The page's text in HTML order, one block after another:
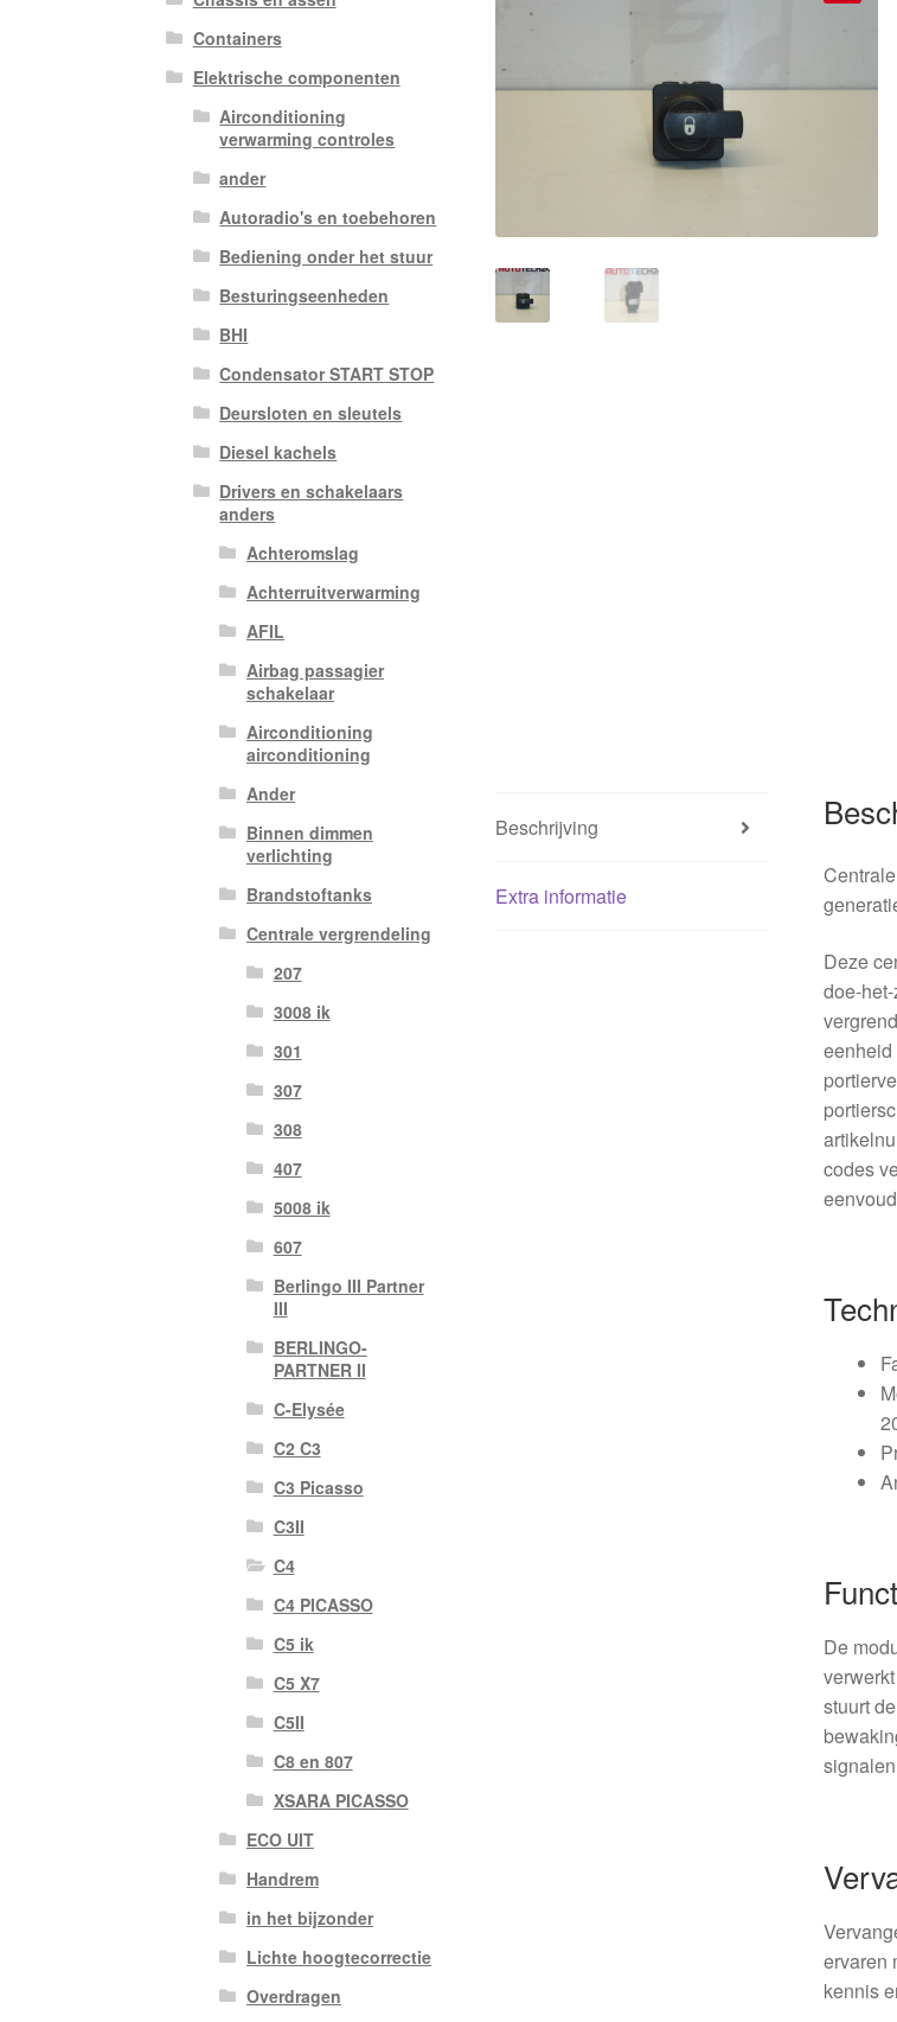
Beschrijving
Extra informatie
Deze
doe-
eenheid
codes
De
stuurt
ervaren
kennis
Containers
Elektrische componenten
Airconditioning
verwarming controles
ander
Autoradio's en toebehoren
Bediening onder het stuur
Besturingseenheden
BHI
Condensator START STOP
Deursloten en sleutels
Diesel kachels
Drivers en schakelaars
anders
Achteromslag
Achterruitverwarming
AFIL
Airbag passagier
schakelaar
Airconditioning
airconditioning
Ander
Binnen dimmen
verlichting
Brandstoftanks
Centrale vergrendeling
207
3008 ik
301
307
308
407
5008 ik
607
Berlingo III Partner
III
BERLINGO-
PARTNER II
C-Elysée
C2 C3
C3 Picasso
C3II
C4
C4 PICASSO
C5 ik
C5 X7
C5II
C8 en 807
XSARA PICASSO
ECO UIT
Handrem
in het bijzonder
Lichte hoogtecorrectie
Overdragen